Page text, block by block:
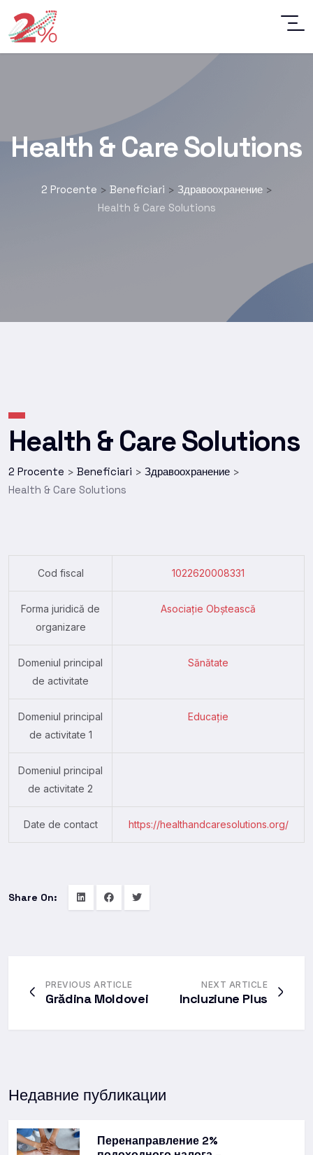
Health & Care Solutions
2 Procente > Beneficiari > Здравоохранение>
Health & Care Solutions
Health & Care Solutions
2 Procente > Beneficiari > Здравоохранение >
Health & Care Solutions
Cod fiscal 1022620008331
Forma juridică de
organizare
Asociație Obștească
Domeniul principal
de activitate
Sănătate
Domeniul principal
de activitate 1
Educație
Domeniul principal
de activitate 2
Date de contact https://healthandcaresolutions.org/
Share On:
PREVIOUS ARTICLE
Grădina Moldovei
NEXT ARTICLE
Incluziune Plus
Недавние публикации
Перенаправление 2%